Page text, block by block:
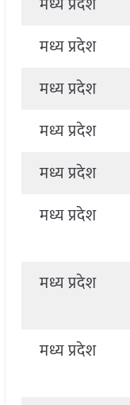
मध्य प्रदेश
मध्य प्रदेश
मध्य प्रदेश
मध्य प्रदेश
मध्य प्रदेश
मध्य प्रदेश
मध्य प्रदेश